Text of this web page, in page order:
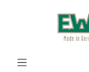
Zum Hauptinhalt